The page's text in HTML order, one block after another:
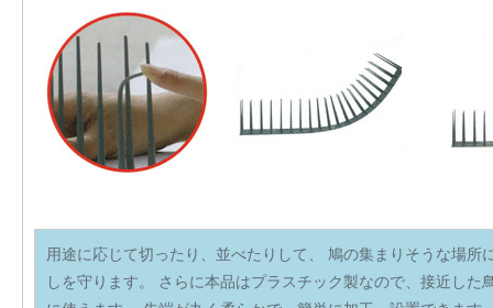
用途に応じて切ったり、並べたりして、 鳩の集まりそうな場
しを守ります。 さらに本品はプラスチック製なので、接近し